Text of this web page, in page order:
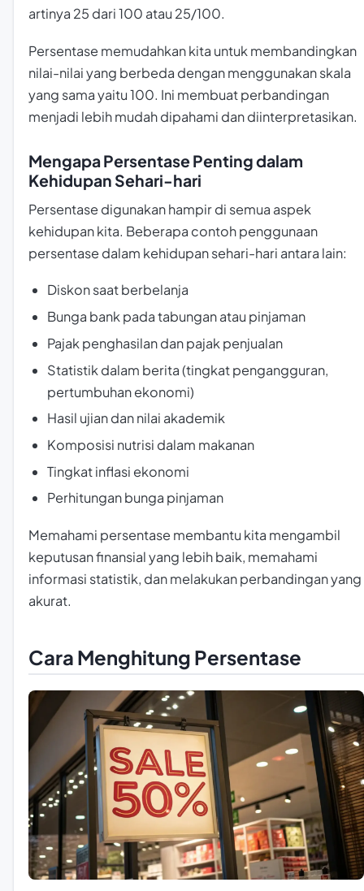
artinya 25 dari 100 atau 25/100.
Persentase memudahkan kita untuk membandingkan
nilai-nilai yang berbeda dengan menggunakan skala
yang sama yaitu 100. Ini membuat perbandingan
menjadi lebih mudah dipahami dan diinterpretasikan.
Mengapa Persentase Penting dalam
Kehidupan Sehari-hari
Persentase digunakan hampir di semua aspek
kehidupan kita. Beberapa contoh penggunaan
persentase dalam kehidupan sehari-hari antara lain:
Diskon saat berbelanja
Bunga bank pada tabungan atau pinjaman
Pajak penghasilan dan pajak penjualan
Statistik dalam berita (tingkat pengangguran,
pertumbuhan ekonomi)
Hasil ujian dan nilai akademik
Komposisi nutrisi dalam makanan
Tingkat inflasi ekonomi
Perhitungan bunga pinjaman
Memahami persentase membantu kita mengambil
keputusan finansial yang lebih baik, memahami
informasi statistik, dan melakukan perbandingan yang
akurat.
Cara Menghitung Persentase